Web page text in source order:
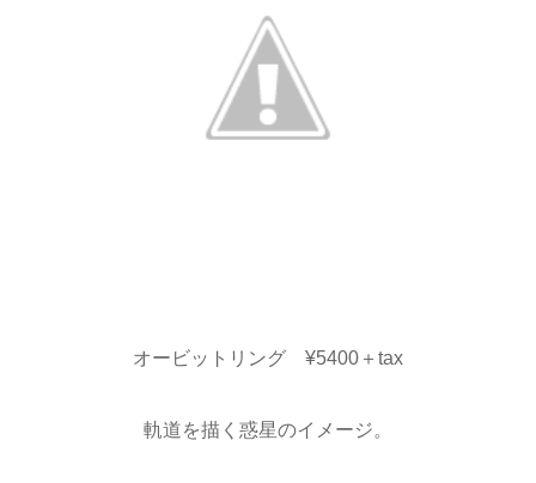
オービットリング ¥5400＋tax
軌道を描く惑星のイメージ。